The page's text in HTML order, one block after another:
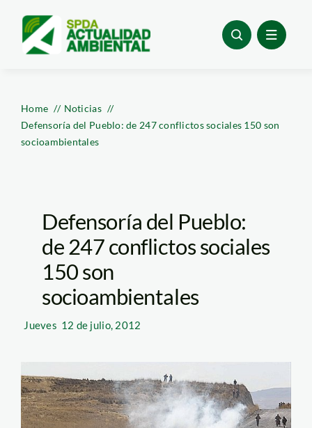
content
Home
Noticias
Defensoría del Pueblo: de 247 conflictos sociales 150 son
socioambientales
Defensoría del Pueblo:
de 247 conflictos sociales
150 son
socioambientales
Jueves 12 de julio, 2012